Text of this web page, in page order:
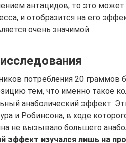
антацидов, то это может
и отобразится на его
очень значимой.
потребления 20 граммов
тем, что именно такое
анаболический эффект.
и Робинсона, в ходе
не вызывало большего
эффект изучался лишь на